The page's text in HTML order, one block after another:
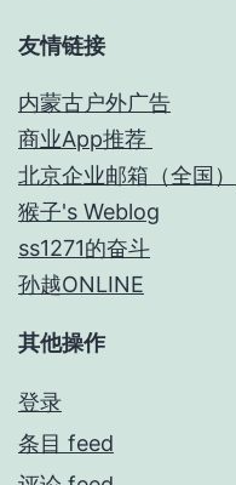
友情链接
内蒙古户外广告
商业App推荐
北京企业邮箱（全国）
猴子's Weblog
ss1271的奋斗
孙越ONLINE
其他操作
登录
条目 feed